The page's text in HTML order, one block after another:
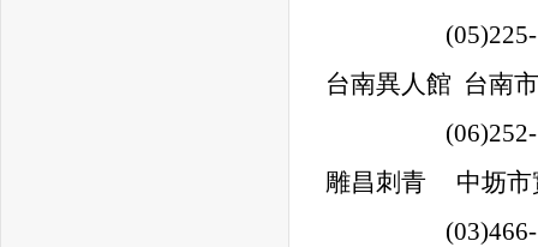
(05)225-
台南異人館 台南
(06)252-
雕昌刺青 中坜
(03)466-